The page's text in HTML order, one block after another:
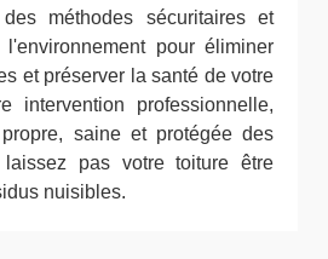
méthodes sécuritaires et
l'environnement pour éliminer
et préserver la santé de votre
intervention professionnelle,
saine et protégée des
laissez pas votre toiture être
nuisibles.